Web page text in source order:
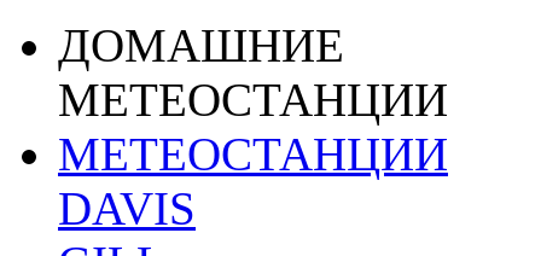
ДОМАШНИЕ
МЕТЕОСТАНЦИИ
МЕТЕОСТАНЦИИ
DAVIS